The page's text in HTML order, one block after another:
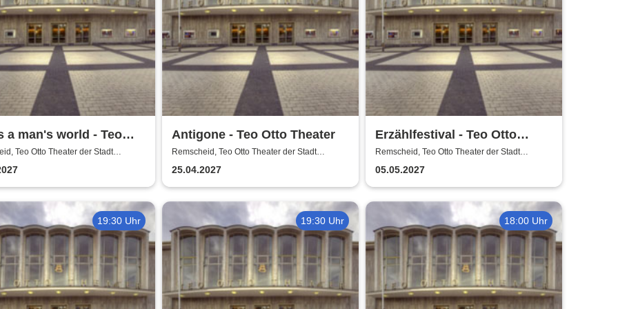
a man's world - Teo
Teo Otto Theater der Stadt
Antigone - Teo Otto Theater
Remscheid, Teo Otto Theater der Stadt
Remscheid
25.04.2027
Erzählfestival - Teo Otto
Theater
Remscheid, Teo Otto Theater der Stadt
Remscheid
05.05.2027
19:30 Uhr 19:30 Uhr 18:00 Uhr